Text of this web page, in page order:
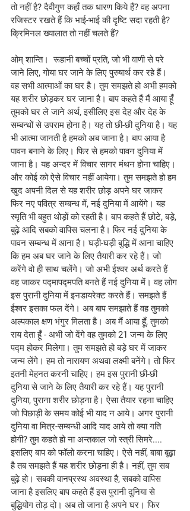
तो नहीं है? दैवीगुण कहाँ तक धारण किये हैं? वह अपना
रजिस्टर रखते हैं कि भाई-भाई की दृष्टि सदा रहती है?
क्रिमिनल ख्यालात तो नहीं चलते हैं?
ओम् शान्ति।  रूहानी बच्चों प्रति, जो भी वाणी से परे
जाने लिए, गोया घर जाने के लिए पुरुषार्थ कर रहे हैं।
वह सभी आत्माओं का घर है। तुम समझते हो अभी हमको
यह शरीर छोड़कर घर जाना है। बाप कहते हैं मैं आया हूँ
तुमको घर ले जाने अर्थ, इसीलिए इस देह और देह के
सम्बन्धों से उपराम होना है। यह तो छी-छी दुनिया है। यह
भी आत्मा जानती है हमको अब जाना है। बाप आया है
पावन बनाने के लिए। फिर से हमको पावन दुनिया में
जाना है। यह अन्दर में विचार सागर मंथन होना चाहिए।
और कोई को ऐसे विचार नहीं आयेगा। तुम समझते हो हम
खुद अपनी दिल से यह शरीर छोड़ अपने घर जाकर
फिर नए पवित्र सम्बन्ध में, नई दुनिया में आयेंगे। यह
स्मृति भी बहुत थोड़ों को रहती है। बाप कहते हैं छोटे, बड़े,
बुढ़े आदि सबको वापिस चलना है। फिर नई दुनिया के
पावन सम्बन्ध में आना है। घड़ी-घड़ी बुद्धि में आना चाहिए
कि हम अब घर जाने के लिए तैयारी कर रहे हैं। जो
करेंगे वो ही साथ चलेंगे। जो अभी ईश्वर अर्थ करते हैं
वह जाकर पद्मापद्मपति बनते हैं नई दुनिया में। वह लोग
इस पुरानी दुनिया में इनडायरेक्ट करते हैं। समझते हैं
ईश्वर इसका फल देंगे। अब बाप समझाते हैं वह तुमको
अल्पकाल क्षण भंगुर मिलता है। अब मैं आया हूँ, तुमको
राय देता हूँ - अभी जो देंगे वह तुमको 21 जन्म के लिए
पद्म होकर मिलेगा। तुम समझते हो बड़े घर में जाकर
जन्म लेंगे। हम तो नारायण अथवा लक्ष्मी बनेंगे। तो फिर
इतनी मेहनत करनी चाहिए। हम इस पुरानी छी-छी
दुनिया से जाने के लिए तैयारी कर रहे हैं। यह पुरानी
दुनिया, पुराना शरीर छोड़ना है। ऐसा तैयार रहना चाहिए
जो पिछाड़ी के समय कोई भी याद न आये। अगर पुरानी
दुनिया वा मित्र-सम्बन्धी आदि याद आये तो क्या गति
होगी? तुम कहते हो ना अन्तकाल जो स्त्री सिमरे....
इसलिए बाप को फॉलो करना चाहिए। ऐसे नहीं, बाबा बूढ़ा
है तब समझते हैं यह शरीर छोड़ना ही है। नहीं, तुम सब
बुढ़े हो। सबकी वानप्रस्थ अवस्था है, सबको वापिस
जाना है इसलिए बाप कहते हैं इस पुरानी दुनिया से
बुद्धियोग तोड़ दो। अब तो जाना है अपने घर। फिर